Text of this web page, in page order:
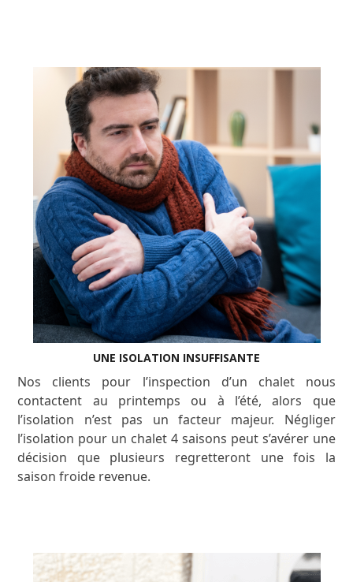
UNE ISOLATION INSUFFISANTE
Nos clients pour l’inspection d’un chalet nous
contactent au printemps ou à l’été, alors que
l’isolation n’est pas un facteur majeur. Négliger
l’isolation pour un chalet 4 saisons peut s’avérer une
décision que plusieurs regretteront une fois la
saison froide revenue.